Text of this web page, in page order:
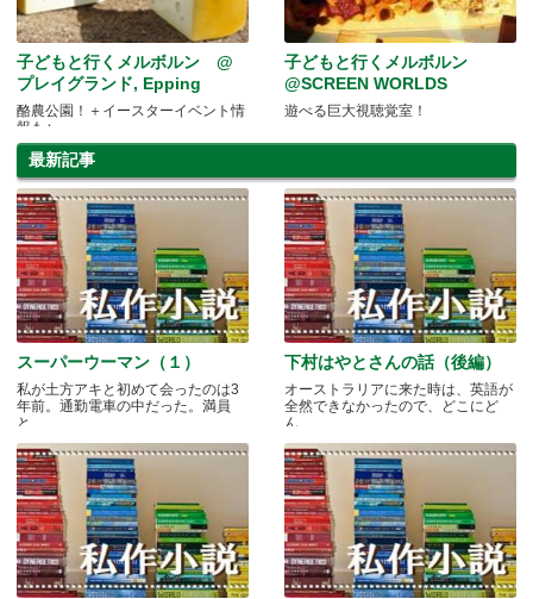
子どもと行くメルボルン @
プレイグランド, Epping
酪農公園！＋イースターイベント情
報も♪
子どもと行くメルボルン
@SCREEN WORLDS
遊べる巨大視聴覚室！
最新記事
スーパーウーマン（１）
私が土方アキと初めて会ったのは3
年前。通勤電車の中だった。満員
と.....
下村はやとさんの話（後編）
オーストラリアに来た時は、英語が
全然できなかったので、どこにど
ん.....